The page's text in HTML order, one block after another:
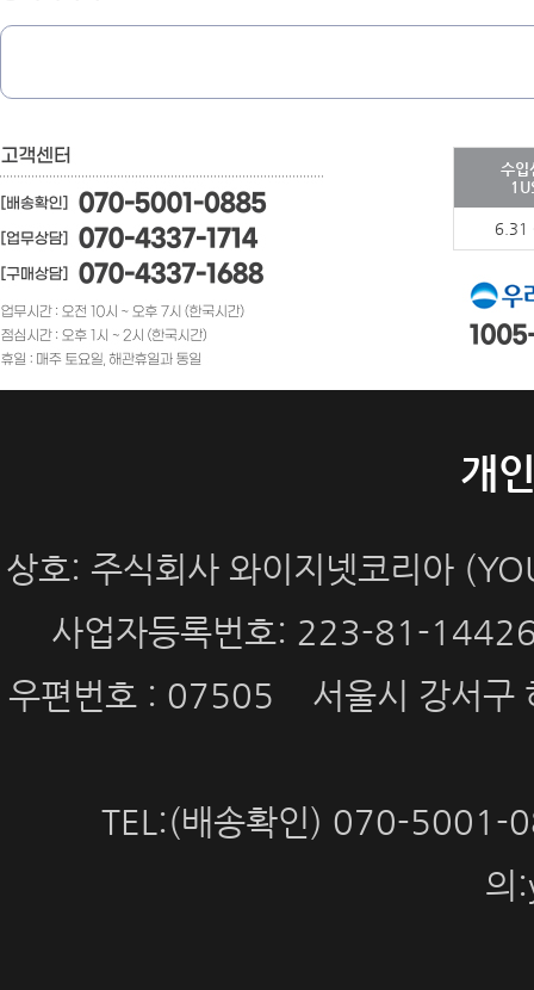
수입
6.31
개
상호: 주식회사 와이지넷코리아
사업자등록번호: 223-81-
우편번호 : 07505 서울시 강서구
TEL:(배송확인) 070-
의